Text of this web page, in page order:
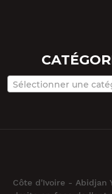
Sélectionner une
Côte d'Ivoire - Abidjan